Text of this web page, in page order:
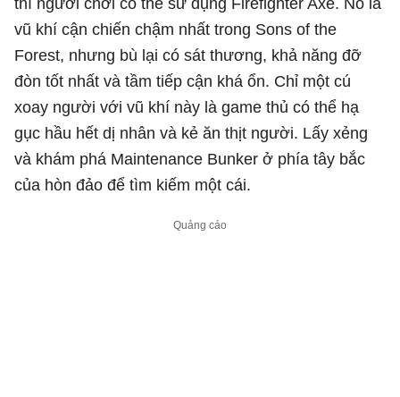
vũ khí cận chiến chậm nhất trong Sons of the
Forest, nhưng bù lại có sát thương, khả năng đỡ
đòn tốt nhất và tầm tiếp cận khá ổn. Chỉ một cú
xoay người với vũ khí này là game thủ có thể hạ
gục hầu hết dị nhân và kẻ ăn thịt người. Lấy xẻng
và khám phá Maintenance Bunker ở phía tây bắc
của hòn đảo để tìm kiếm một cái.